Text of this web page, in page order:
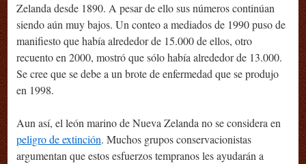
Zelanda desde 1890. A pesar de ello sus números continúan
siendo aún muy bajos. Un conteo a mediados de 1990 puso de
manifiesto que había alrededor de 15.000 de ellos, otro
recuento en 2000, mostró que sólo había alrededor de 13.000.
Se cree que se debe a un brote de enfermedad que se produjo
en 1998.
Aun así, el león marino de Nueva Zelanda no se considera en
peligro de extinción. Muchos grupos conservacionistas
argumentan que estos esfuerzos tempranos les ayudarán a